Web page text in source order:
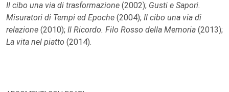
Il cibo una via di trasformazione (2002); Gusti e Sapori.
Misuratori di Tempi ed Epoche (2004); Il cibo una via di
relazione (2010); Il Ricordo. Filo Rosso della Memoria (2013);
La vita nel piatto (2014).